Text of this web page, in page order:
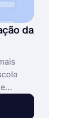
da
pré-